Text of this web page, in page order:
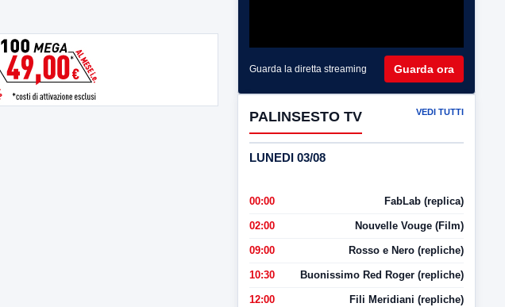
Guarda la diretta streaming Guarda ora
PALINSESTO TV VEDI TUTTI
LUNEDI 03/08
00:00 FabLab (replica)
02:00 Nouvelle Vouge (Film)
09:00 Rosso e Nero (repliche)
10:30 Buonissimo Red Roger (repliche)
12:00 Fili Meridiani (repliche)